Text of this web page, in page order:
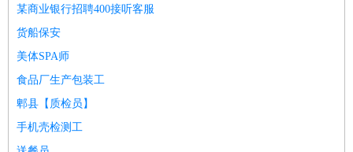
某商业银行招聘400接听客服
货船保安
美体SPA师
食品厂生产包装工
郫县【质检员】
手机壳检测工